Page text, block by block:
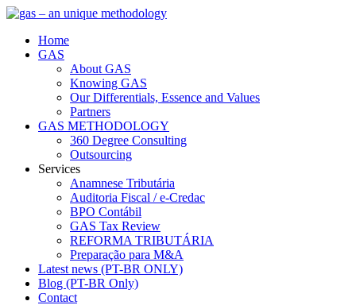
Home
GAS
About GAS
Knowing GAS
Our Differentials, Essence and Values
Partners
GAS METHODOLOGY
360 Degree Consulting
Outsourcing
Services
Anamnese Tributária
Auditoria Fiscal / e-Credac
BPO Contábil
GAS Tax Review
REFORMA TRIBUTÁRIA
Preparação para M&A
Latest news (PT-BR ONLY)
Blog (PT-BR Only)
Contact